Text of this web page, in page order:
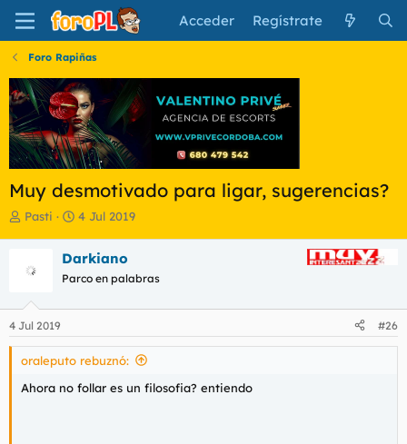
Acceder Regístrate
Foro Rapiñas
Muy desmotivado para ligar, sugerencias?
I
c
d
o
r
d
l
Pasti
F
h
a
e
n
i
4 Jul 2019
Darkiano
Parco en palabras
4 Jul 2019 #26
oraleputo rebuznó:
Ahora no follar es un filosofia? entiendo